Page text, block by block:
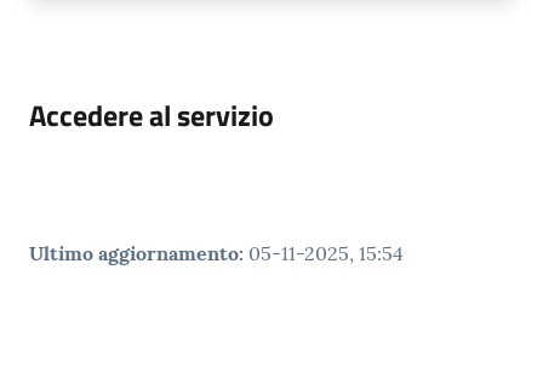
Accedere al servizio
Ultimo aggiornamento: 05-11-2025, 15:54